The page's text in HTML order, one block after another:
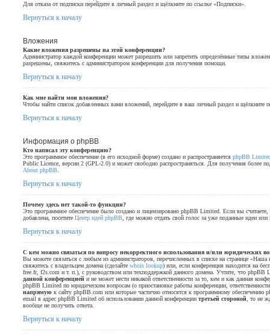
Для отказа от подписки перейдите в личный раздел и щёлкните по ссылке «Подписки».
Вернуться к началу
Вложения
Какие вложения разрешены на этой конференции?
Администратор каждой конференции может разрешить или запретить определённые типы
разрешены, свяжитесь с администратором конференции для получения помощи.
Вернуться к началу
Как мне найти мои вложения?
Чтобы найти список добавленных вами вложений, перейдите в ваш личный раздел и щёлкните
Вернуться к началу
Информация о phpBB
Кто написал эту конференцию?
Это программное обеспечение (в его исходной форме) создано и распространяется phpBB
Public Licence, версии 2 (GPL-2.0) и может свободно распространяться. Для получения более
About phpBB.
Вернуться к началу
Почему здесь нет такой-то функции?
Это программное обеспечение было создано и лицензировано phpBB Limited. Если вы
добавлена, посетите Центр идей phpBB, где можно отдать свой голос за уже поданные идеи или
Вернуться к началу
С кем можно связаться по вопросу некорректного использования и/или юридических
Вы можете связаться с любым из администраторов, перечисленных в списке на странице
свяжитесь с владельцем домена (сделайте whois lookup) или, если конференция находится на
free.fr, f2s.com и т. п.), с руководством или техподдержкой данного домена. Учтите, что
данной конференцией и не может нести никакой ответственности за то, кем и как данная
phpBB Limited по юридическим вопросам (о приостановке работы конференции,
напрямую к сайту phpBB.com или которые частично относятся к программному
email в адрес phpBB Limited об использовании данной конференции третьей стороной, то не
вообще не получить ответа.
Вернуться к началу